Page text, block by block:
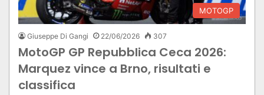
MOTOGP
Giuseppe Di Gangi 22/06/2026 307
MotoGP GP Repubblica Ceca 2026:
Marquez vince a Brno, risultati e
classifica